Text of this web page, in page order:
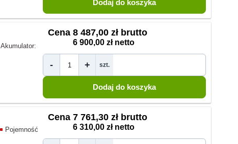
Akumulator:
Cena 8 487,00 zł brutto
6 900,00 zł netto
- + szt.
Pojemność
Cena 7 761,30 zł brutto
6 310,00 zł netto